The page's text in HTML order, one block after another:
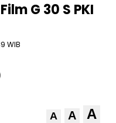
G 30 S PKI
WIB
A A A